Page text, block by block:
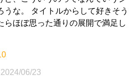
うな。 タイトルからして好きそう
らほぼ思った通りの展開で満足し
2024/06/23